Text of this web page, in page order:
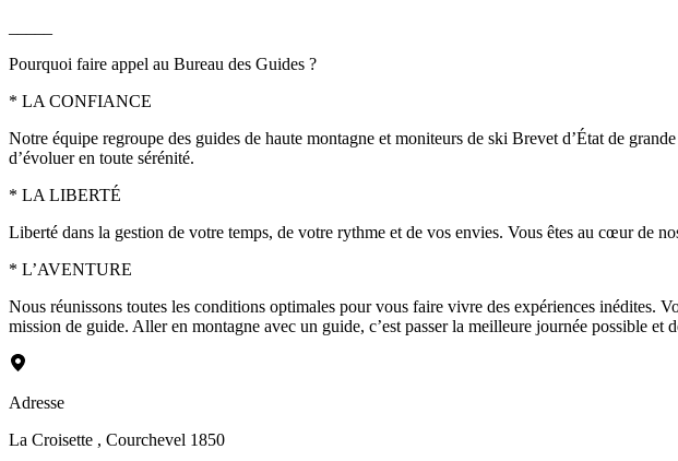
Pourquoi faire appel au Bureau des Guides ?
* LA CONFIANCE
Notre équipe regroupe des guides de haute montagne et moniteurs de ski Brevet d’État de
d’évoluer en toute sérénité.
* LA LIBERTÉ
Liberté dans la gestion de votre temps, de votre rythme et de vos envies. Vous êtes au cœur de
* L’AVENTURE
Nous réunissons toutes les conditions optimales pour vous faire vivre des expériences inédites.
mission de guide. Aller en montagne avec un guide, c’est passer la meilleure journée possible
Adresse
La Croisette , Courchevel 1850